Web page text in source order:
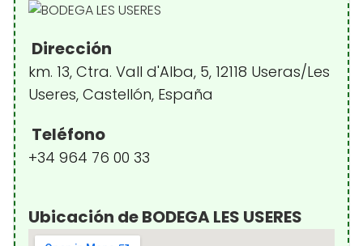
Dirección
km. 13, Ctra. Vall d'Alba, 5, 12118 Useras/Les
Useres, Castellón, España
Teléfono
+34 964 76 00 33
Ubicación de BODEGA LES USERES